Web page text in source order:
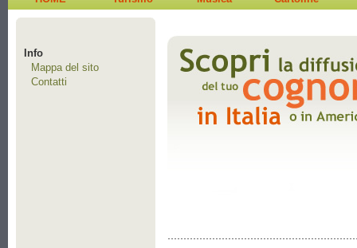
Info
Mappa del sito
Contatti